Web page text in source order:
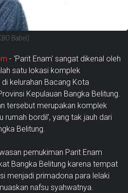
Babel).
- 'Parit Enam' sangat dikenal oleh
satu lokasi komplek
kelurahan Bacang Kota
Kepulauan Bangka Belitung.
tersebut merupakan komplek
rumah bordil', yang tak jauh dari
Belitung.
pemukiman Parit Enam
Bangka Belitung karena tempat
menjadi primadona para lelaki
nafsu syahwatnya.